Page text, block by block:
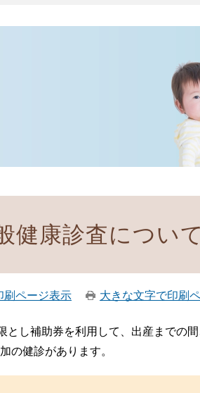
健康診査につい
刷ページ表示 大きな文字で印刷
とし補助券を利用して、出産までの
の健診があります。